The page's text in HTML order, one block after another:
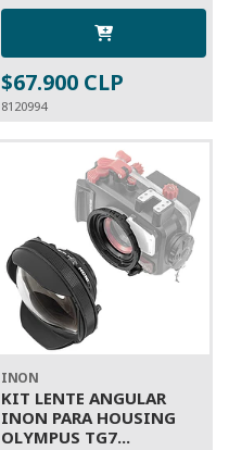
$67.900 CLP
8120994
INON
KIT LENTE ANGULAR
INON PARA HOUSING
OLYMPUS TG7...